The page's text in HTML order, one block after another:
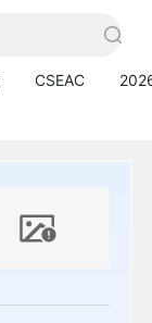
CSEAC